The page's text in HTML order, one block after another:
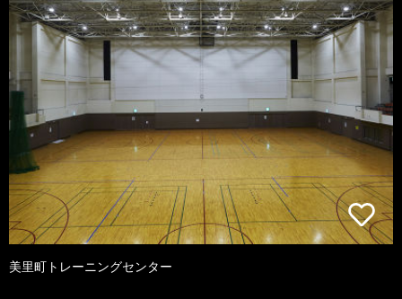
美里町トレーニングセンター